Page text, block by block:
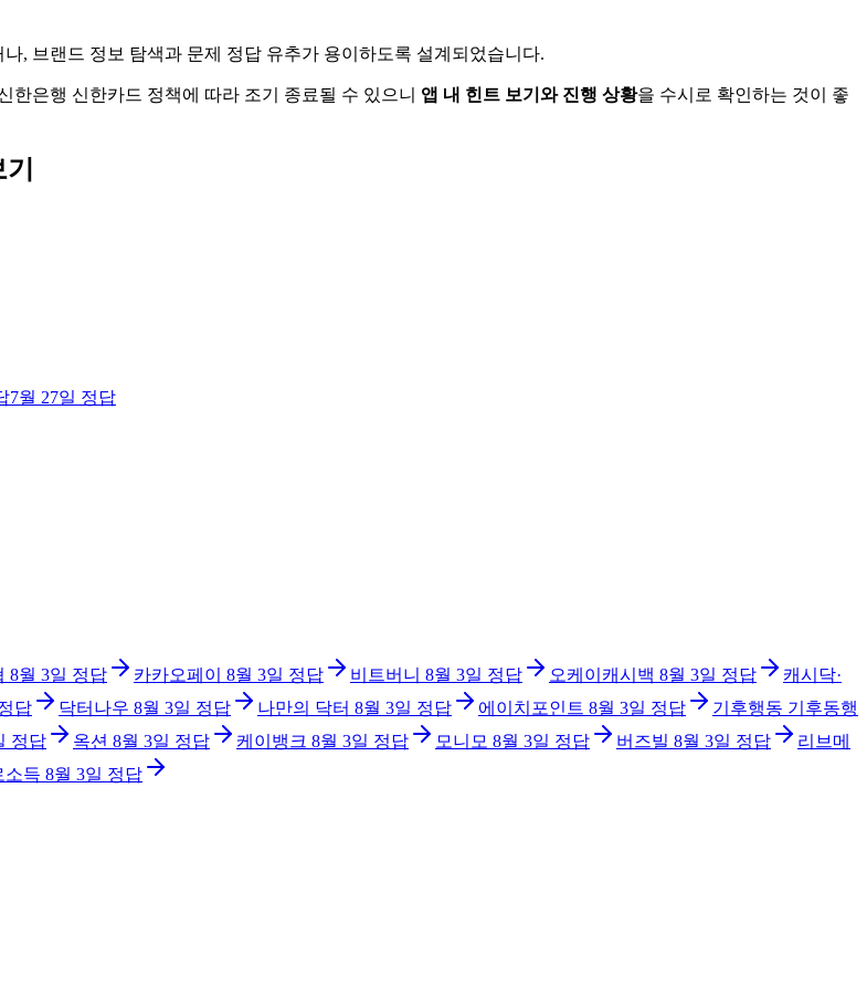
, 브랜드 정보 탐색과 문제 정답 유추가 용이하도록 설계되었습니다.
은행 신한카드 정책에 따라 조기 종료될 수 있으니 앱 내 힌트 보기와 진행 상황을 수시로 확인하는 것이 좋
7월 27일 정답
8월 3일 정답 카카오페이 8월 3일 정답 비트버니 8월 3일 정답 오케이캐시백 8월 3일 정답
캐시닥·
답 닥터나우 8월 3일 정답 나만의 닥터 8월 3일 정답 에이치포인트 8월 3일 정답
기후행동 기후동행
정답 옥션 8월 3일 정답 케이뱅크 8월 3일 정답 모니모 8월 3일 정답 버즈빌 8월 3일 정답
리브메
소득 8월 3일 정답